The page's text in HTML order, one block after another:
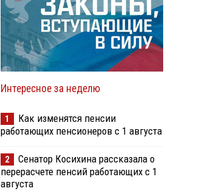
Интересное за неделю
1
Как изменятся пенсии
работающих пенсионеров с 1 августа
2
Сенатор Косихина рассказала о
перерасчете пенсий работающих с 1
августа